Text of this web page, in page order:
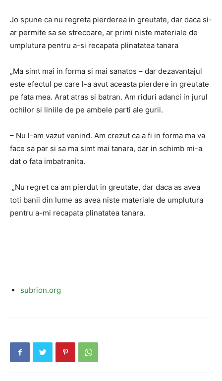
Jo spune ca nu regreta pierderea in greutate, dar daca si-
ar permite sa se strecoare, ar primi niste materiale de
umplutura pentru a-si recapata plinatatea tanara
„Ma simt mai in forma si mai sanatos – dar dezavantajul
este efectul pe care l-a avut aceasta pierdere in greutate
pe fata mea. Arat atras si batran. Am riduri adanci in jurul
ochilor si liniile de pe ambele parti ale gurii.
– Nu l-am vazut venind. Am crezut ca a fi in forma ma va
face sa par si sa ma simt mai tanara, dar in schimb mi-a
dat o fata imbatranita.
„Nu regret ca am pierdut in greutate, dar daca as avea
toti banii din lume as avea niste materiale de umplutura
pentru a-mi recapata plinatatea tanara.
subrion.org